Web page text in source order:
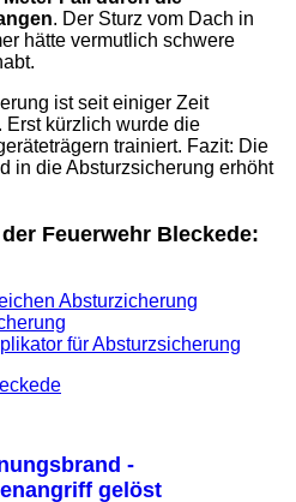
. Der Sturz vom Dach in
hätte vermutlich schwere
ist seit einiger Zeit
Erst kürzlich wurde die
trainiert. Fazit: Die
in die Absturzsicherung erhöht
Feuerwehr Bleckede:
Absturzicherung
für Absturzsicherung
-
gelöst